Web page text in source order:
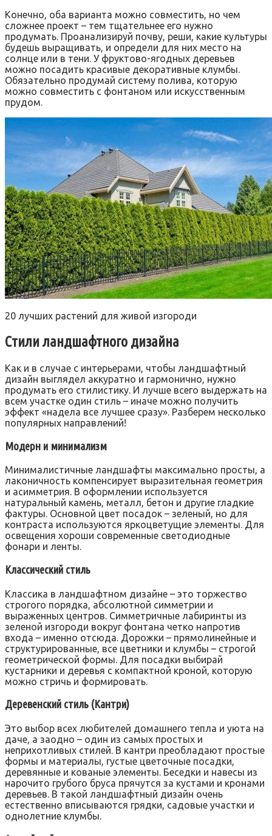
Конечно, оба варианта можно совместить, но чем
сложнее проект – тем тщательнее его нужно
продумать. Проанализируй почву, реши, какие культуры
будешь выращивать, и определи для них место на
солнце или в тени. У фруктово-ягодных деревьев
можно посадить красивые декоративные клумбы.
Обязательно продумай систему полива, которую
можно совместить с фонтаном или искусственным
прудом.
20 лучших растений для живой изгороди
Стили ландшафтного дизайна
Как и в случае с интерьерами, чтобы ландшафтный
дизайн выглядел аккуратно и гармонично, нужно
продумать его стилистику. И лучше всего выдержать на
всем участке один стиль – иначе можно получить
эффект «надела все лучшее сразу». Разберем несколько
популярных направлений!
Модерн и минимализм
Минималистичные ландшафты максимально просты, а
лаконичность компенсирует выразительная геометрия
и асимметрия. В оформлении используется
натуральный камень, металл, бетон и другие гладкие
фактуры. Основной цвет посадок – зеленый, но для
контраста используются яркоцветущие элементы. Для
освещения хороши современные светодиодные
фонари и ленты.
Классический стиль
Классика в ландшафтном дизайне – это торжество
строгого порядка, абсолютной симметрии и
выраженных центров. Симметричные лабиринты из
зеленой изгороди вокруг фонтана четко напротив
входа – именно отсюда. Дорожки – прямолинейные и
структурированные, все цветники и клумбы – строгой
геометрической формы. Для посадки выбирай
кустарники и деревья с компактной кроной, которую
можно стричь и формировать.
Деревенский стиль (Кантри)
Это выбор всех любителей домашнего тепла и уюта на
даче, а заодно – один из самых простых и
неприхотливых стилей. В кантри преобладают простые
формы и материалы, густые цветочные посадки,
деревянные и кованые элементы. Беседки и навесы из
нарочито грубого бруса прячутся за кустами и кронами
деревьев. В такой ландшафтный дизайн очень
естественно вписываются грядки, садовые участки и
однолетние клумбы.